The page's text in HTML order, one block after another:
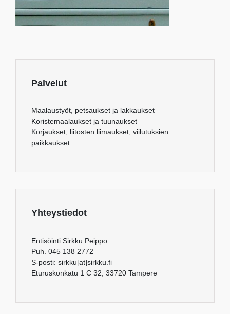
Palvelut
Maalaustyöt, petsaukset ja lakkaukset
Koristemaalaukset ja tuunaukset
Korjaukset, liitosten liimaukset, viilutuksien
paikkaukset
Yhteystiedot
Entisöinti Sirkku Peippo
Puh. 045 138 2772
S-posti: sirkku[at]sirkku.fi
Eturuskonkatu 1 C 32, 33720 Tampere